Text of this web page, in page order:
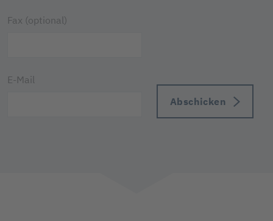
Fax (optional)
E-Mail
Abschicken